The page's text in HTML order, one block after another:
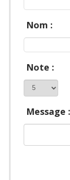
Nom :
Note :
Message :